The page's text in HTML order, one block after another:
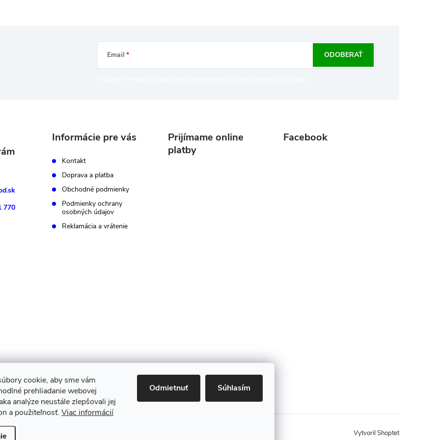
cookie, aby sme vám
prehliadanie webovej
analýze neustále zlepšovali jej
a použiteľnosť. Viac informácií
Odmietnuť Súhlasím
Email ODOBERAŤ
770
Informácie pre vás
Kontakt
Doprava a platba
Obchodné podmienky
Podmienky ochrany
osobných údajov
Reklamácia a vrátenie
Prijímame online
platby
Facebook
Vytvoril Shoptet
cookies